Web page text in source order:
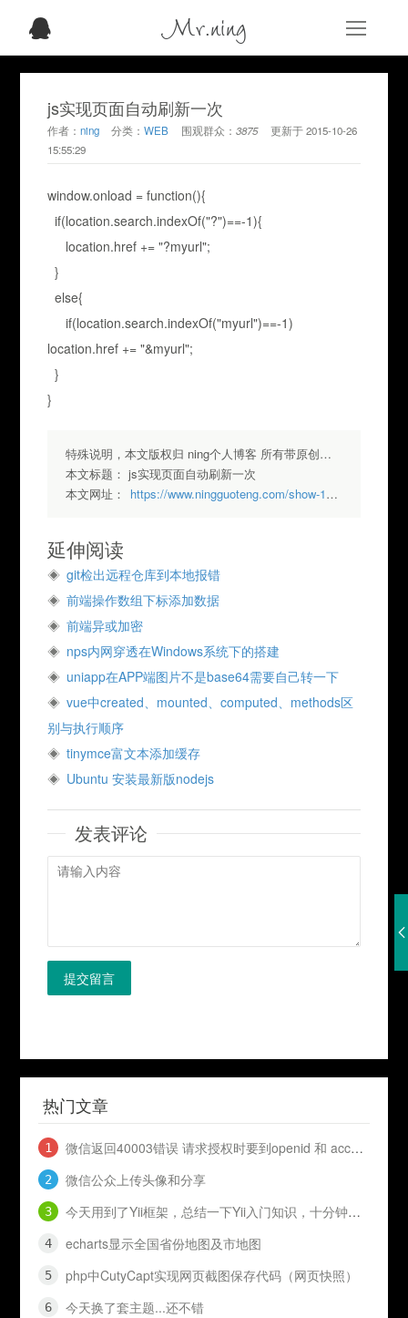
Mr.ning
js实现页面自动刷新一次
作者：ning 分类：WEB 围观群众：3875 更新于2015-10-26
15:55:29
window.onload = function(){
if(location.search.indexOf("?")==-1){
location.href += "?myurl";
}
else{
if(location.search.indexOf("myurl")==-1)
location.href += "&myurl";
}
}
特殊说明，本文版权归 ning个人博客 所有带原创标签请勿转载，转载请注明出处.
本文标题：js实现页面自动刷新一次
本文网址：
https://www.ningguoteng.com/show-166.html
延伸阅读
git检出远程仓库到本地报错
前端操作数组下标添加数据
前端异或加密
nps内网穿透在Windows系统下的搭建
uniapp在APP端图片不是base64需要自己转一下
vue中created、mounted、computed、methods区
别与执行顺序
tinymce富文本添加缓存
Ubuntu 安装最新版nodejs
发表评论
提交留言

热门文章
微信返回40003错误 请求授权时要到openid 和 access_token
微信公众上传头像和分享
今天用到了Yii框架，总结一下Yii入门知识，十分钟入门Yii
echarts显示全国省份地图及市地图
php中CutyCapt实现网页截图保存代码（网页快照）
今天换了套主题...还不错